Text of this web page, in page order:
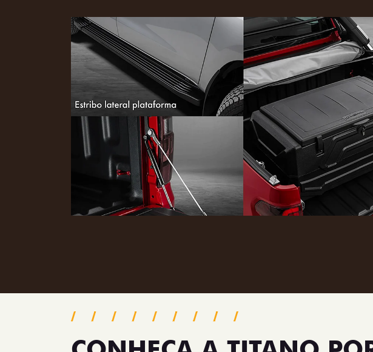
CONHEÇA A TITANO